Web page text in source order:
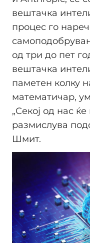
вештачка
процес го
од три до пет
вештачка
паметен колку
математичар,
„Секој од нас
размислува
Шмит.